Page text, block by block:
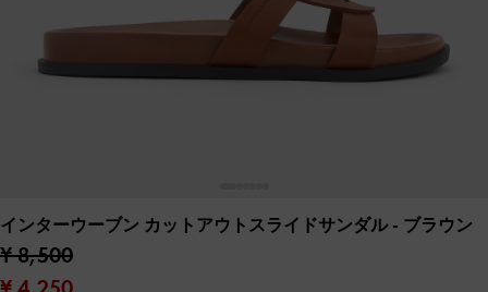
インターウーブン カットアウトスライドサンダル- ブラウン
¥ 8,500